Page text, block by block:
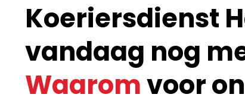
Koeriersdienst
vandaag nog
Waaromvoor